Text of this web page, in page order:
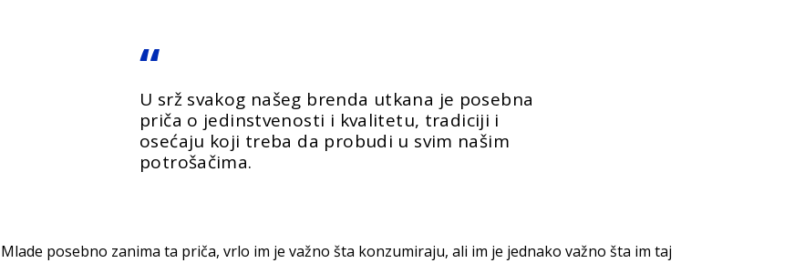
U srž svakog našeg brenda utkana je posebna
priča o jedinstvenosti i kvalitetu, tradiciji i
osećaju koji treba da probudi u svim našim
potrošačima.
Mlade posebno zanima ta priča, vrlo im je važno šta konzumiraju, ali im je jednako važno šta im taj